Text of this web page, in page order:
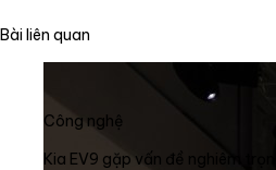
Bài liên quan
Công nghệ
Kia EV9 gặp vấn đề nghiêm